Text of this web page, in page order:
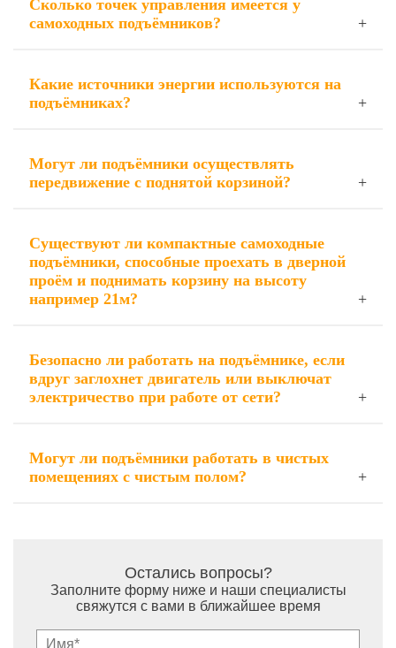
Сколько точек управления имеется у
самоходных подъёмников?
Какие источники энергии используются на
подъёмниках?
Могут ли подъёмники осуществлять
передвижение с поднятой корзиной?
Существуют ли компактные самоходные
подъёмники, способные проехать в дверной
проём и поднимать корзину на высоту
например 21м?
Безопасно ли работать на подъёмнике, если
вдруг заглохнет двигатель или выключат
электричество при работе от сети?
Могут ли подъёмники работать в чистых
помещениях с чистым полом?
Остались вопросы?
Заполните форму ниже и наши специалисты
свяжутся с вами в ближайшее время